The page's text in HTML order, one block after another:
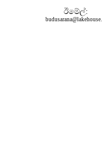
ඊමේල්: